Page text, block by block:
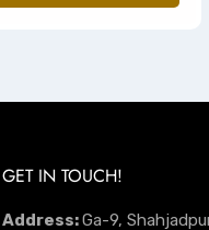
GET IN TOUCH!
Address:Ga-9,